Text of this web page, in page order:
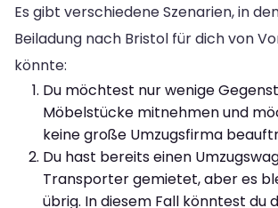
Es gibt verschiedene Szenarien, in
Beiladung nach Bristol für dich von
könnte:
Du möchtest nur wenige
Möbelstücke mitnehmen und
keine große Umzugsfirma
Du hast bereits einen
Transporter gemietet, aber es
übrig. In diesem Fall könntest du